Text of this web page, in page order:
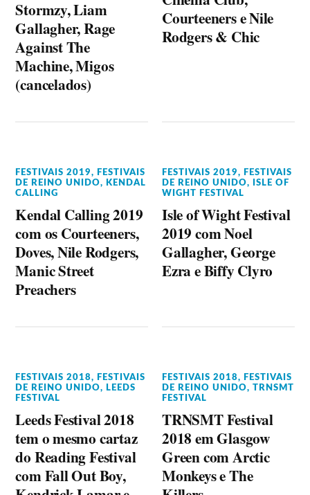
Stormzy, Liam
Gallagher, Rage
Against The
Machine, Migos
(cancelados)
Courteeners e Nile
Rodgers & Chic
FESTIVAIS 2019,
FESTIVAIS
DE REINO UNIDO,
KENDAL
CALLING
Kendal Calling 2019
com os Courteeners,
Doves, Nile Rodgers,
Manic Street
Preachers
FESTIVAIS 2019,
FESTIVAIS
DE REINO UNIDO,
ISLE OF
WIGHT FESTIVAL
Isle of Wight Festival
2019 com Noel
Gallagher, George
Ezra e Biffy Clyro
FESTIVAIS 2018,
FESTIVAIS
DE REINO UNIDO,
LEEDS
FESTIVAL
Leeds Festival 2018
tem o mesmo cartaz
do Reading Festival
com Fall Out Boy,
FESTIVAIS 2018,
FESTIVAIS
DE REINO UNIDO,TRNSMT
FESTIVAL
TRNSMT Festival
2018 em Glasgow
Green com Arctic
Monkeys e The